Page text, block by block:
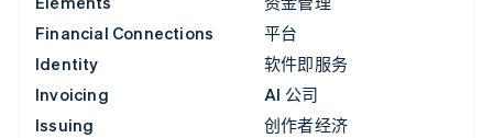
Financial Connections
Identity
Invoicing
Issuing
平台
软件即服务
AI 公司
创作者经济